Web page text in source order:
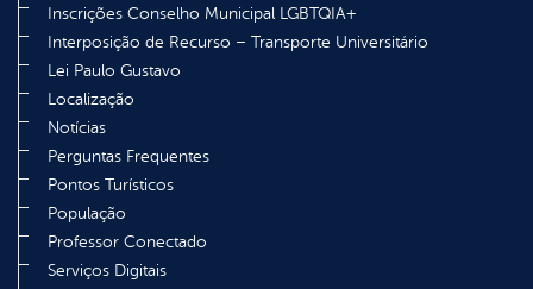
Inscrições Conselho Municipal LGBTQIA+
Interposição de Recurso – Transporte Universitário
Lei Paulo Gustavo
Localização
Notícias
Perguntas Frequentes
Pontos Turísticos
População
Professor Conectado
Serviços Digitais